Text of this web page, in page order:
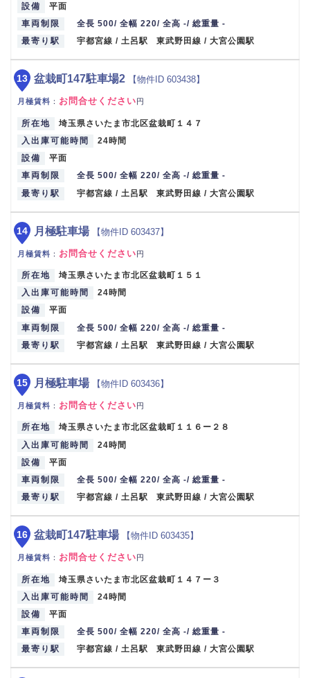
設備
平面
車両制限
全長 500/ 全幅 220/ 全高 -/ 総重量 -
最寄り駅
宇都宮線 / 土呂駅 東武野田線 / 大宮公園駅
盆栽町147駐車場2 【物件ID 603438】
月極賃料 ： お問合せください 円
所在地
埼玉県さいたま市北区盆栽町１４７
入出庫可能時間
24時間
設備
平面
車両制限
全長 500/ 全幅 220/ 全高 -/ 総重量 -
最寄り駅
宇都宮線 / 土呂駅 東武野田線 / 大宮公園駅
13
月極駐車場 【物件ID 603437】
月極賃料 ： お問合せください円
所在地
埼玉県さいたま市北区盆栽町１５１
入出庫可能時間
24時間
設備
平面
車両制限
全長 500/ 全幅 220/ 全高 -/ 総重量 -
最寄り駅
宇都宮線 / 土呂駅 東武野田線 / 大宮公園駅
14
月極駐車場 【物件ID 603436】
月極賃料 ： お問合せください円
所在地
埼玉県さいたま市北区盆栽町１１６ー２８
入出庫可能時間
24時間
設備
平面
車両制限
全長 500/ 全幅 220/ 全高 -/ 総重量 -
最寄り駅
宇都宮線 / 土呂駅 東武野田線 / 大宮公園駅
15
盆栽町147駐車場 【物件ID 603435】
月極賃料 ： お問合せください円
所在地
埼玉県さいたま市北区盆栽町１４７ー３
入出庫可能時間
24時間
設備
平面
車両制限
全長 500/ 全幅 220/ 全高 -/ 総重量 -
最寄り駅
宇都宮線 / 土呂駅 東武野田線 / 大宮公園駅
16